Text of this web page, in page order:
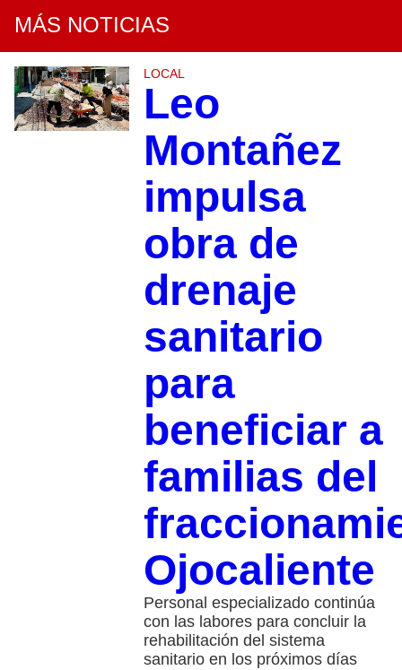
MÁS NOTICIAS
LOCAL
Leo
Montañez
impulsa
obra de
drenaje
sanitario
para
beneficiar a
familias del
Ojocaliente
Personal especializado continúa
con las labores para concluir la
rehabilitación del sistema
sanitario en los próximos días